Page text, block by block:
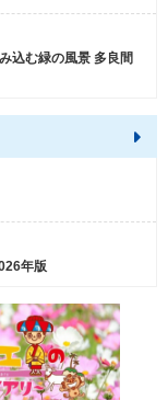
込む緑の風景 多良間
年版